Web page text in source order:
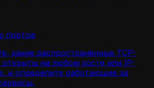
портов
какие распространённые TCP-
открыты на любом хосте или IP-
и определите работающие за